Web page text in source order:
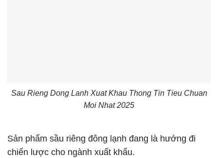
Sau Rieng Dong Lanh Xuat Khau Thong Tin Tieu Chuan
Moi Nhat 2025
Sản phẩm sầu riêng đông lạnh đang là hướng đi
chiến lược cho ngành xuất khẩu.